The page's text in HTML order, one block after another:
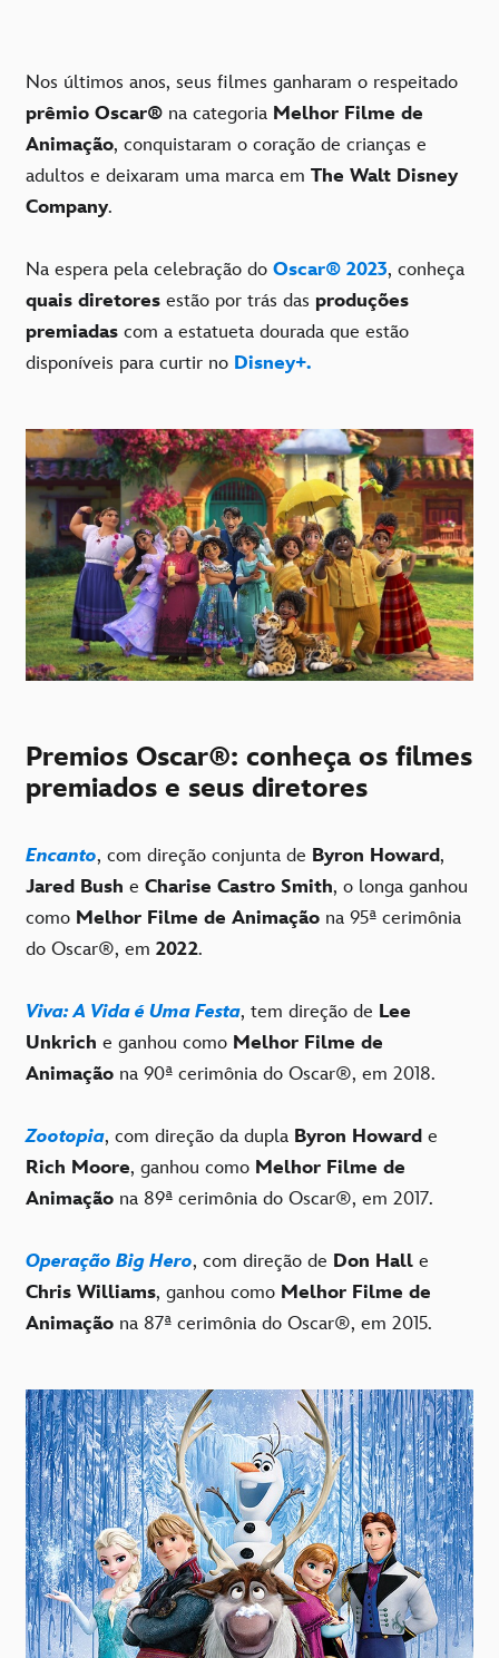
Nos últimos anos, seus filmes ganharam o respeitado
prêmio Oscar® na categoria Melhor Filme de
Animação, conquistaram o coração de crianças e
adultos e deixaram uma marca em The Walt Disney
Company.
Na espera pela celebração do Oscar® 2023, conheça
quais diretores estão por trás das produções
premiadas com a estatueta dourada que estão
disponíveis para curtir no Disney+.
Premios Oscar®: conheça os filmes
premiados e seus diretores
Encanto, com direção conjunta de Byron Howard,
Jared Bush e Charise Castro Smith, o longa ganhou
como Melhor Filme de Animação na 95ª cerimônia
do Oscar®, em 2022.
Viva: A Vida é Uma Festa, tem direção de Lee
Unkrich e ganhou como Melhor Filme de
Animação na 90ª cerimônia do Oscar®, em 2018.
Zootopia, com direção da dupla Byron Howard e
Rich Moore, ganhou como Melhor Filme de
Animação na 89ª cerimônia do Oscar®, em 2017.
Operação Big Hero, com direção de Don Hall e
Chris Williams, ganhou como Melhor Filme de
Animação na 87ª cerimônia do Oscar®, em 2015.